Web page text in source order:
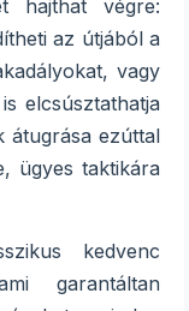
hajthat végre:
az útjából a
vagy
elcsúsztathatja
átugrása ezúttal
ügyes taktikára
kedvenc
garantáltan